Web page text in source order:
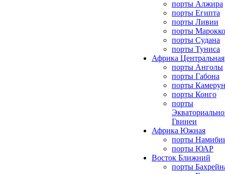
порты Алжира
порты Египта
порты Ливии
порты Марокко
порты Судана
порты Туниса
Африка Центральная
порты Анголы
порты Габона
порты
порты Конго
порты
Гвинеи
Африка Южная
порты
порты ЮАР
Восток Ближний
порты